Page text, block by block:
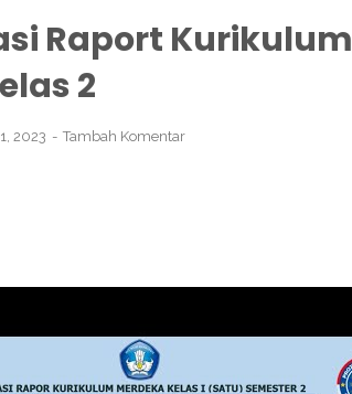
Raport Kurikulum
2
2023 Tambah Komentar